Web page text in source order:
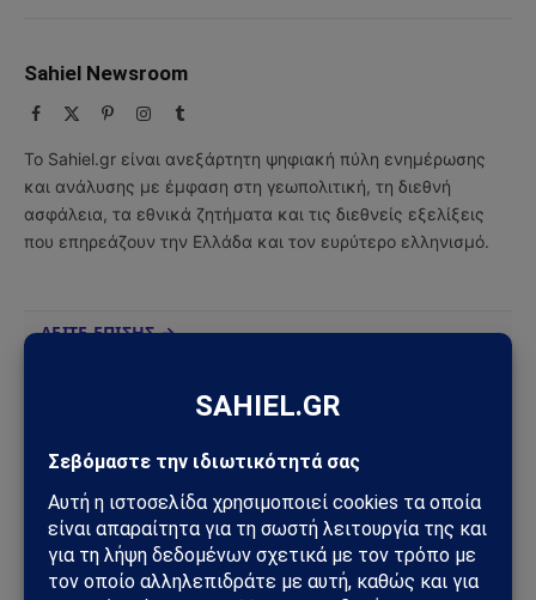
Sahiel Newsroom
Facebook PinterestInstagram
Tumblr
Το Sahiel.gr είναι ανεξάρτητη ψηφιακή πύλη ενημέρωσης
και ανάλυσης με έμφαση στη γεωπολιτική, τη διεθνή
ασφάλεια, τα εθνικά ζητήματα και τις διεθνείς εξελίξεις
που επηρεάζουν την Ελλάδα και τον ευρύτερο ελληνισμό.
ΔΕΙΤΕ ΕΠΙΣΗΣ →